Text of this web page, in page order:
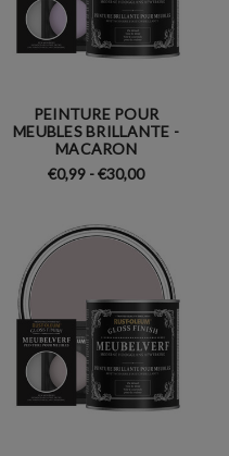
PEINTURE POUR
MEUBLES BRILLANTE -
MACARON
€0,99 - €30,00